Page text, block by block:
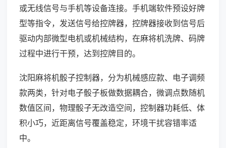
或无线信号与手机等设备连接。手机端软件预设好牌
型等指令，发送信号给控牌器，控牌器接收到信号后
驱动内部微型电机或机械结构，在麻将机洗牌、码牌
过程中进行干预，达到控牌目的。
沈阳麻将机骰子控制器，分为机械感应款、电子调频
款两类，针对电子骰子板做数据耦合，微调点数随机
数值区间，物理骰子无改造空间，控制器功耗低、体
积小巧，近距离信号覆盖稳定，环境干扰容错率适
中。